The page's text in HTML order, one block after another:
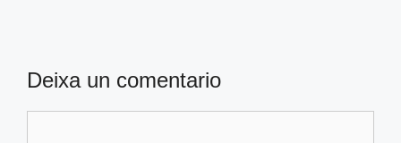
Deixa un comentario